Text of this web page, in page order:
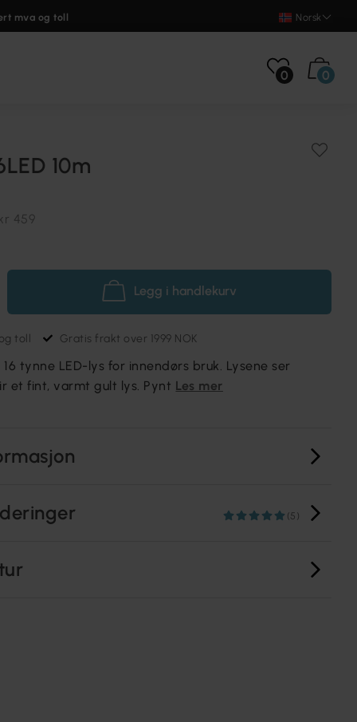
mva og toll Norsk
0 0
10m
459
Legg i handlekurv
toll Gratis frakt over 1999 NOK
tynne LED-lys for innendørs bruk. Lysene ser
et fint, varmt gult lys. Pynt Les mer
(5)